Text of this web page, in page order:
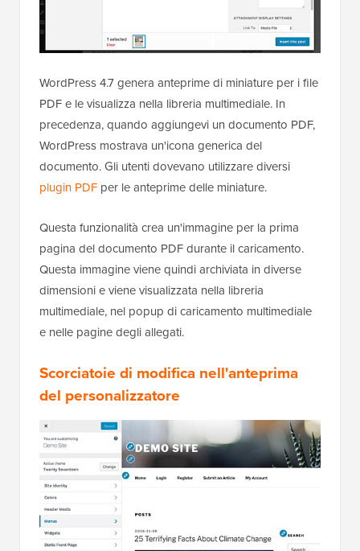
WordPress 4.7 genera anteprime di miniature per i file
PDF e le visualizza nella libreria multimediale. In
precedenza, quando aggiungevi un documento PDF,
WordPress mostrava un'icona generica del
documento. Gli utenti dovevano utilizzare diversi
plugin PDF per le anteprime delle miniature.
Questa funzionalità crea un'immagine per la prima
pagina del documento PDF durante il caricamento.
Questa immagine viene quindi archiviata in diverse
dimensioni e viene visualizzata nella libreria
multimediale, nel popup di caricamento multimediale
e nelle pagine degli allegati.
Scorciatoie di modifica nell'anteprima
del personalizzatore